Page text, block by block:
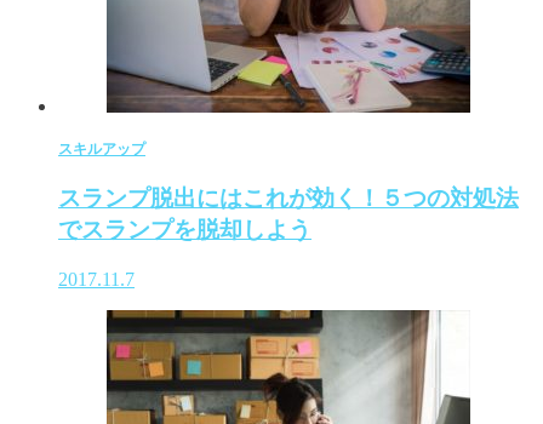
スキルアップ
スランプ脱出にはこれが効く！５つの対処法
でスランプを脱却しよう
2017.11.7